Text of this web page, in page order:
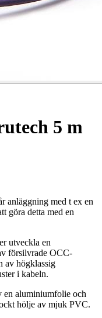
5 m
anläggning med t ex en
göra detta med en
utveckla en
försilvrade OCC-
av högklassig
i kabeln.
en aluminiumfolie och
hölje av mjuk PVC.